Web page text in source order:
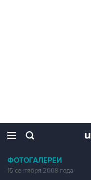
ФОТОГАЛЕРЕИ
15 сентября 2008 года